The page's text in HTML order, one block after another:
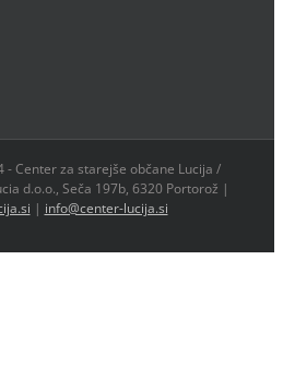
Center za starejše občane Lucija /
d.o.o., Seča 197b, 6320 Portorož |
| info@center-lucija.si